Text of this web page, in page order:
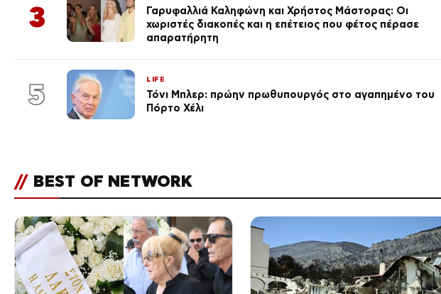
3
Γαρυφαλλιά Καληφώνη και Χρήστος Μάστορας: Οι
χωριστές διακοπές και η επέτειος που φέτος πέρασε
απαρατήρητη
5 LIFE
Τόνι Μπλερ: πρώην πρωθυπουργός στο αγαπημένο του
Πόρτο Χέλι
// BEST OF NETWORK